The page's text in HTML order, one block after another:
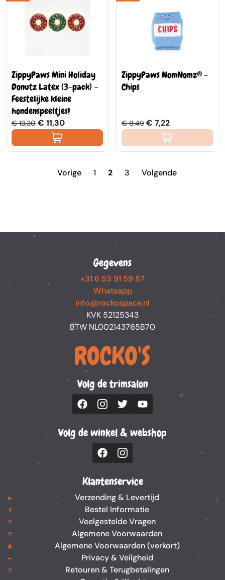
ZippyPaws Mini Holiday
Donutz Latex (3-pack) –
Feestelijke kleine
hondenspeeltjes!
€ 13,30 € 11,30
ZippyPaws NomNomz® -
Chips
€ 8,49 € 7,22
Vorige 1 2 3 Volgende
Gegevens
+31 6 53 91 59 87
Whatsapp
info@rockospace.nl
KVK 52125343
BTW NL002143765B70
Volg de trimsalon
Volg de winkel & webshop
Klantenservice
Verzending & Levertijd
Bestel Informatie
Veelgestelde Vragen
Algemene Voorwaarden
Algemene Voorwaarden (verkort)
Privacy & Veilgheid
Retouren & Terugbetalingen